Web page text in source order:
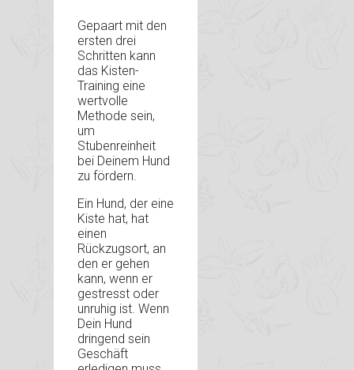
Gepaart mit den
ersten drei
Schritten kann
das Kisten-
Training eine
wertvolle
Methode sein,
um
Stubenreinheit
bei Deinem Hund
zu fördern.
Ein Hund, der eine
Kiste hat, hat
einen
Rückzugsort, an
den er gehen
kann, wenn er
gestresst oder
unruhig ist. Wenn
Dein Hund
dringend sein
Geschäft